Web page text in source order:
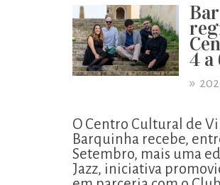
4 a
»
O Centro Cultural de
Barquinha recebe,
Setembro, mais uma
Jazz, iniciativa